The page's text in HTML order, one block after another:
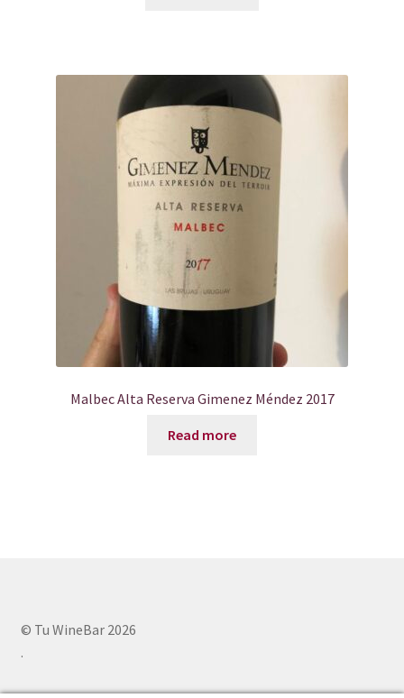
Malbec Alta Reserva Gimenez Méndez 2017
Read more
© Tu WineBar 2026
.